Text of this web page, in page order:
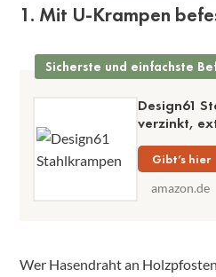
1. Mit U-Krampen
Design61
verzinkt,
Gibt’s hier
amazon.de
Wer Hasendraht an